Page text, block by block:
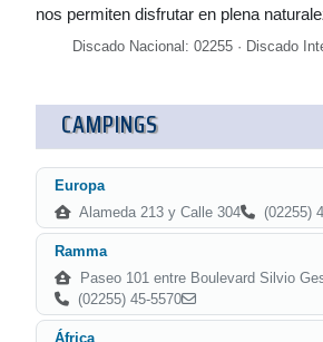
nos permiten disfrutar en plena
Discado Nacional: 02255 · Discado
CAMPINGS
Europa
Alameda 213 y Calle 304
(02255)
Ramma
Paseo 101 entre Boulevard Silvio
(02255) 45-5570
África